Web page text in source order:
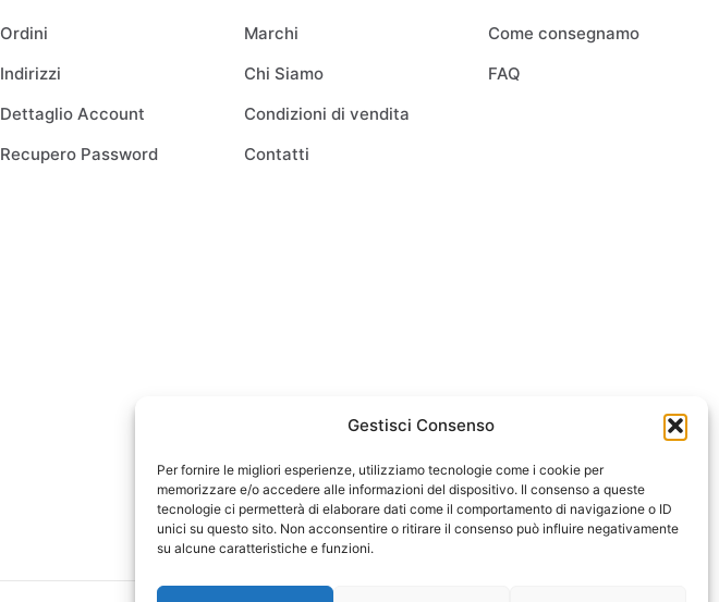
Gestisci Consenso
Per fornire le migliori esperienze, utilizziamo tecnologie come i cookie per
memorizzare e/o accedere alle informazioni del dispositivo. Il consenso a queste
tecnologie ci permetterà di elaborare dati come il comportamento di navigazione o ID
unici su questo sito. Non acconsentire o ritirare il consenso può influire negativamente
su alcune caratteristiche e funzioni.
Ordini
Indirizzi
Dettaglio Account
Recupero Password
Marchi
Chi Siamo
Condizioni di vendita
Contatti
Come consegnamo
FAQ